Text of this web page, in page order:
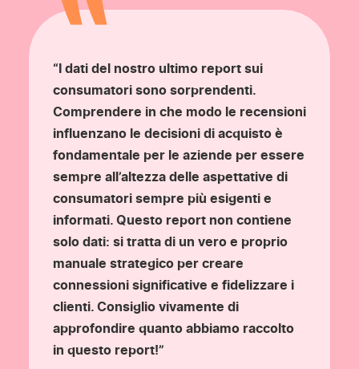
“I dati del nostro ultimo report sui
consumatori sono sorprendenti.
Comprendere in che modo le recensioni
influenzano le decisioni di acquisto è
fondamentale per le aziende per essere
sempre all’altezza delle aspettative di
consumatori sempre più esigenti e
informati. Questo report non contiene
solo dati: si tratta di un vero e proprio
manuale strategico per creare
connessioni significative e fidelizzare i
clienti. Consiglio vivamente di
approfondire quanto abbiamo raccolto
in questo report!”